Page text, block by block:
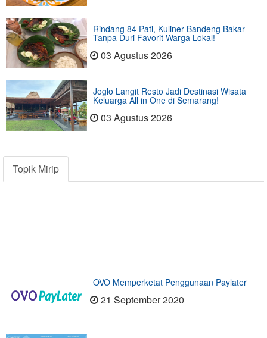
Rindang 84 Pati, Kuliner Bandeng Bakar
Tanpa Duri Favorit Warga Lokal!
03 Agustus 2026
Joglo Langit Resto Jadi Destinasi Wisata
Keluarga All in One di Semarang!
03 Agustus 2026
Topik Mirip
OVO Memperketat Penggunaan Paylater
21 September 2020